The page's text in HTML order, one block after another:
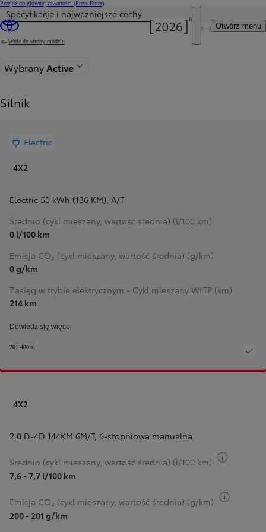
Przejdź do głównej zawartości (Press Enter)
Otwórz menu
Specyfikacje i najważniejsze cechy
Wróć do strony modelu
Wybrany Active
Silnik
Electric
4X2
Electric 50 kWh (136 KM), A/T
Średnio (cykl mieszany, wartość średnia) (l/100 km)
0 l/100 km
Emisja CO₂ (cykl mieszany, wartość średnia) (g/km)
0 g/km
Zasięg w trybie elektrycznym - Cykl mieszany WLTP (km)
214 km
Dowiedz się więcej
201 400 zł
4X2
2.0 D-4D 144KM 6M/T, 6-stopniowa manualna
Średnio (cykl mieszany, wartość średnia) (l/100 km)
7,6 - 7,7 l/100 km
Emisja CO₂ (cykl mieszany, wartość średnia) (g/km)
200 - 201 g/km